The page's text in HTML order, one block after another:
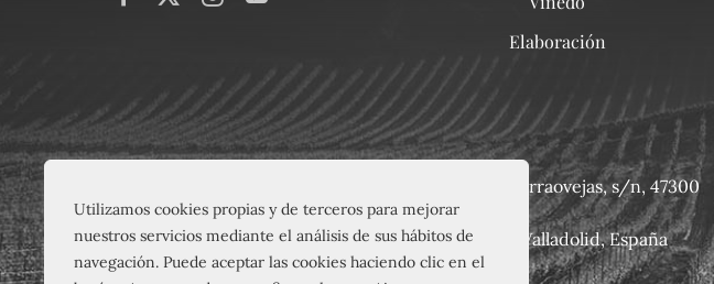
Utilizamos cookies propias y de terceros para mejorar
nuestros servicios mediante el análisis de sus hábitos de
navegación. Puede aceptar las cookies haciendo clic en el
Elaboración
EL VINO SOLO SE DISFRUTA CON MODERACIÓN
Camino de Carraovejas, s/n, 47300
Peñafiel, Valladolid, España